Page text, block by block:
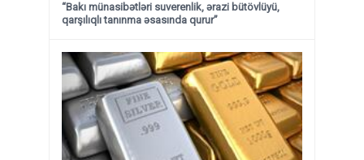
“Bakı münasibətləri suverenlik, ərazi bütövlüyü,
qarşılıqlı tanınma əsasında qurur”